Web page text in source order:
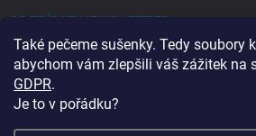
Také pečeme sušenky. Tedy soubory
abychom vám zlepšili váš zážitek na
GDPR.
Je to v pořádku?
ODEBÍRAT NEWSLETTER
Vložte svůj e-mail a my vám budeme zasílat
produktech na našem e-shopu.
E-MAIL